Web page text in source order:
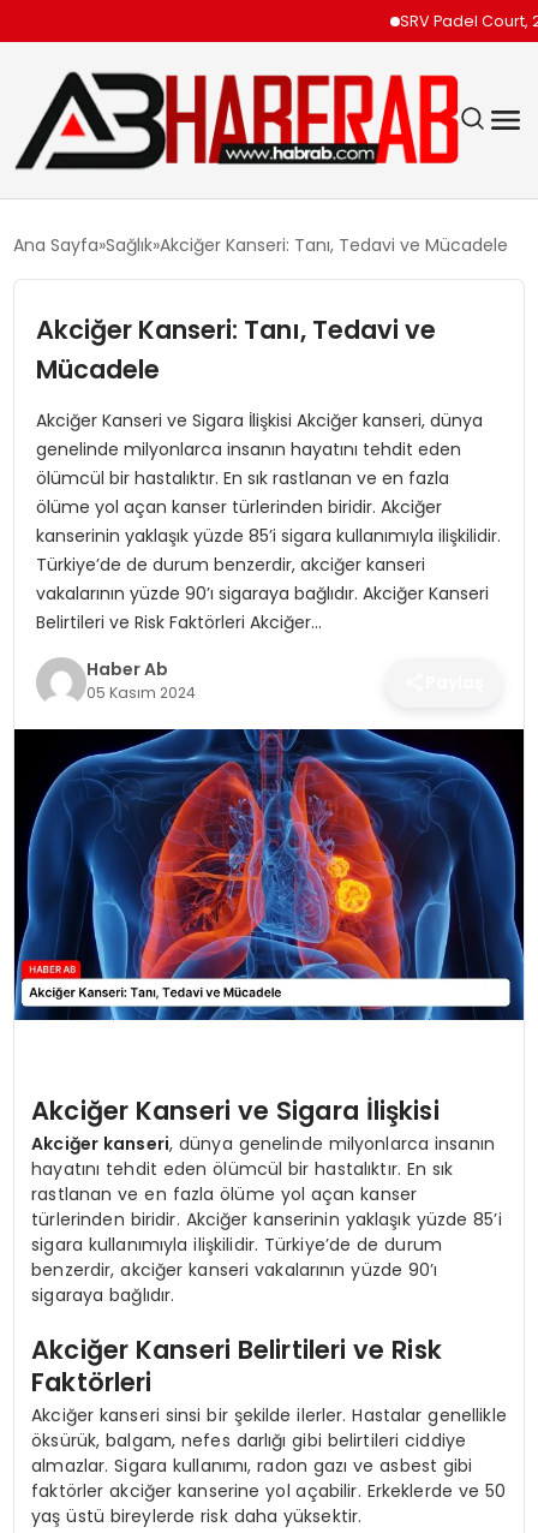
SRV Padel Court, 24
SIYASET
TEKNOLOJI
SPOR
SAĞLIK
MAGAZIN
YAŞAM
Ana Sayfa Sağlık Akciğer Kanseri: Tanı, Tedavi ve Mücadele
Akciğer Kanseri: Tanı, Tedavi ve
Mücadele
Akciğer Kanseri ve Sigara İlişkisi Akciğer kanseri, dünya
genelinde milyonlarca insanın hayatını tehdit eden
ölümcül bir hastalıktır. En sık rastlanan ve en fazla
ölüme yol açan kanser türlerinden biridir. Akciğer
kanserinin yaklaşık yüzde 85’i sigara kullanımıyla ilişkilidir.
Türkiye’de de durum benzerdir, akciğer kanseri
vakalarının yüzde 90’ı sigaraya bağlıdır. Akciğer Kanseri
Belirtileri ve Risk Faktörleri Akciğer…
Haber Ab
05 Kasım 2024
Akciğer Kanseri ve Sigara İlişkisi
Akciğer kanseri, dünya genelinde milyonlarca insanın
hayatını tehdit eden ölümcül bir hastalıktır. En sık
rastlanan ve en fazla ölüme yol açan kanser
türlerinden biridir. Akciğer kanserinin yaklaşık yüzde 85’i
sigara kullanımıyla ilişkilidir. Türkiye’de de durum
benzerdir, akciğer kanseri vakalarının yüzde 90’ı
sigaraya bağlıdır.
Akciğer Kanseri Belirtileri ve Risk
Faktörleri
Akciğer kanseri sinsi bir şekilde ilerler. Hastalar genellikle
öksürük, balgam, nefes darlığı gibi belirtileri ciddiye
almazlar. Sigara kullanımı, radon gazı ve asbest gibi
faktörler akciğer kanserine yol açabilir. Erkeklerde ve 50
yaş üstü bireylerde risk daha yüksektir.